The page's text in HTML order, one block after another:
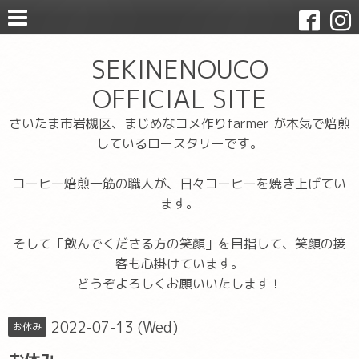
SEKINENOUCO
OFFICIAL SITE
さいたま市岩槻区、まじめなコメ作りfarmer が本気で焙煎
しているロースタリーです。
コーヒー焙煎一筋の職人が、日々コーヒーを焼き上げてい
ます。
そして「飲んでくださる方の笑顔」を目指して、笑顔の接
客も心掛けています。
どうぞよろしくお願いいたします！
お休み 2022-07-13 (Wed)